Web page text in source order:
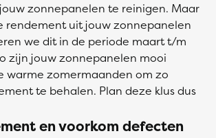
zonnepanelen te reinigen. Maar
rendement uit jouw zonnepanelen
we dit in de periode maart t/m
zijn jouw zonnepanelen mooi
warme zomermaanden om zo
te behalen. Plan deze klus dus
en voorkom defecten